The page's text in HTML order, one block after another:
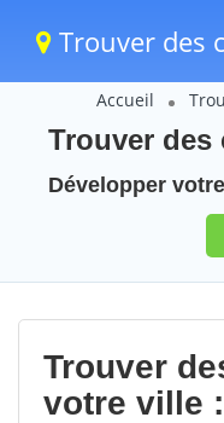
Trouver des
Accueil
Trouver des
Développer
Trouver
votre ville